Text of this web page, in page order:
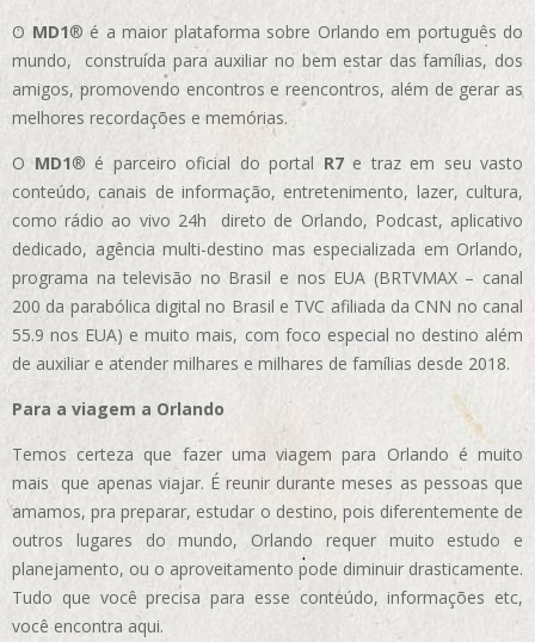
O MD1® é a maior plataforma sobre Orlando em português do
mundo, construída para auxiliar no bem estar das famílias, dos
amigos, promovendo encontros e reencontros, além de gerar as
melhores recordações e memórias.
OMD1® é parceiro oficial do portal R7e traz em seu vasto
conteúdo, canais de informação, entretenimento, lazer, cultura,
como rádio ao vivo 24h direto de Orlando, Podcast, aplicativo
dedicado, agência multi-destino mas especializada em Orlando,
programa na televisão no Brasil e nos EUA (BRTVMAX – canal
200 da parabólica digital no Brasil e TVC afiliada da CNN no canal
55.9 nos EUA) e muito mais, com foco especial no destino além
de auxiliar e atender milhares e milhares de famílias desde 2018.
Para a viagem a Orlando
Temos certeza que fazer uma viagem para Orlando é muito
mais que apenas viajar. É reunir durante meses as pessoas que
amamos, pra preparar, estudar o destino, pois diferentemente de
outros lugares do mundo, Orlando requer muito estudo e
planejamento, ou o aproveitamento pode diminuir drasticamente.
Tudo que você precisa para esse conteúdo, informações etc,
você encontra aqui.